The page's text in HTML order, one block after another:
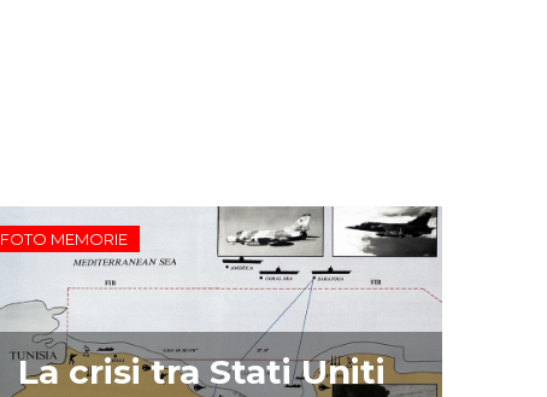
FOTO MEMORIE
La crisi tra Stati Uniti